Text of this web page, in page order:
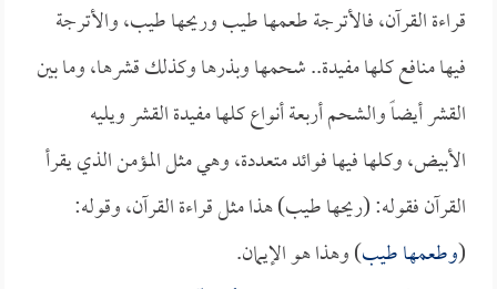
قراءة القرآن، فالأترجة طعمها طيب وريحها طيب، والأترجة
فيها منافع كلها مفيدة.. شحمها وبذرها وكذلك قشرها، وما بين
القشر أيضاً والشحم أربعة أنواع كلها مفيدة القشر ويليه
الأبيض، وكلها فيها فوائد متعددة، وهي مثل المؤمن الذي يقرأ
القرآن فقوله: (ريحها طيب) هذا مثل قراءة القرآن، وقوله:
(وطعمها طيب) وهذا هو الإيمان.